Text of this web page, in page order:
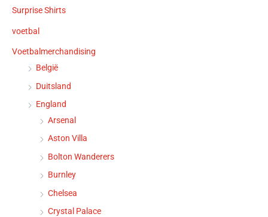
Surprise Shirts
voetbal
Voetbalmerchandising
België
Duitsland
England
Arsenal
Aston Villa
Bolton Wanderers
Burnley
Chelsea
Crystal Palace